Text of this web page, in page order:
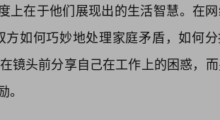
上在于他们展现出的生活智慧。在
如何巧妙地处理家庭矛盾，如何
镜头前分享自己在工作上的困惑，